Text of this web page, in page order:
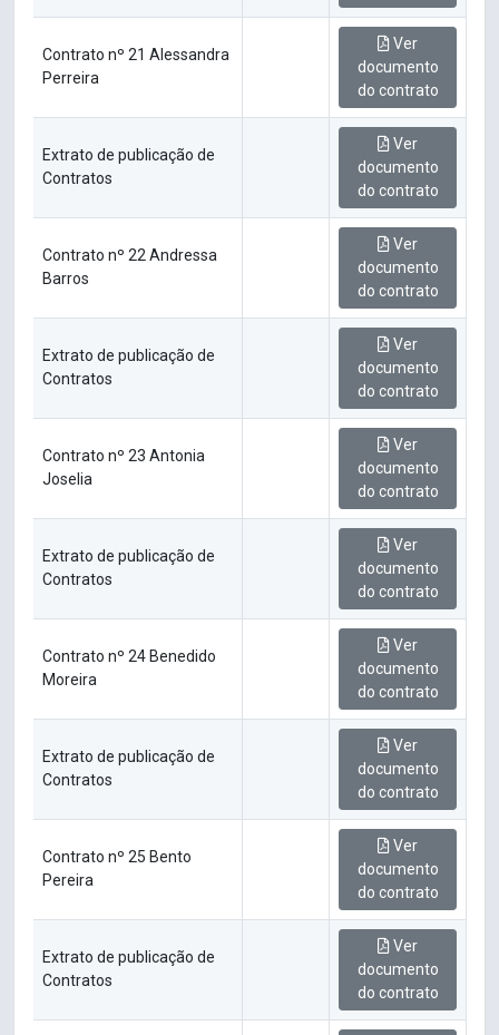
Contrato nº 21 Alessandra
Perreira
Ver
documento
do contrato
Extrato de publicação de
Contratos
Ver
documento
do contrato
Contrato nº 22 Andressa
Barros
Ver
documento
do contrato
Extrato de publicação de
Contratos
Ver
documento
do contrato
Contrato nº 23 Antonia
Joselia
Ver
documento
do contrato
Extrato de publicação de
Contratos
Ver
documento
do contrato
Contrato nº 24 Benedido
Moreira
Ver
documento
do contrato
Extrato de publicação de
Contratos
Ver
documento
do contrato
Contrato nº 25 Bento
Pereira
Ver
documento
do contrato
Extrato de publicação de
Contratos
Ver
documento
do contrato